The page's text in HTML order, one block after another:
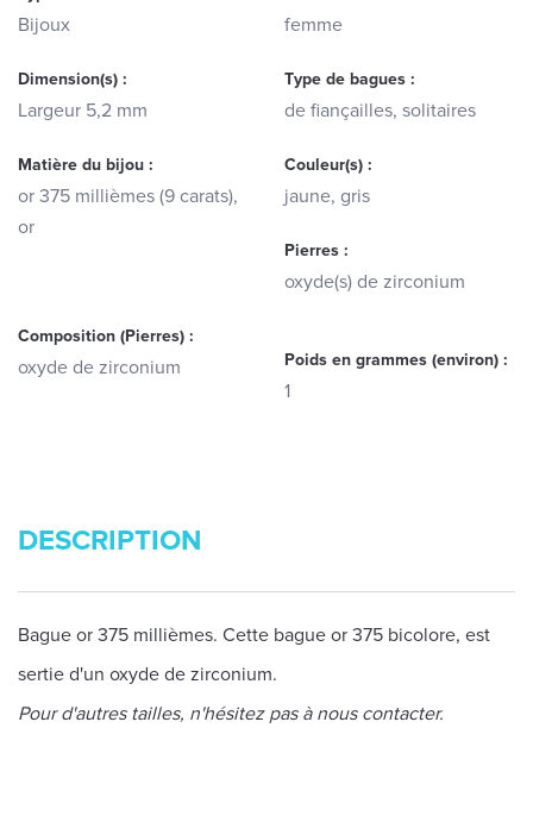
Bijoux femme
Dimension(s) :
Largeur 5,2 mm
Type de bagues :
de fiançailles, solitaires
Matière du bijou :
or 375 millièmes (9 carats),
or
Couleur(s) :
jaune, gris
Pierres :
oxyde(s) de zirconium
Composition (Pierres) :
oxyde de zirconium Poids en grammes (environ) :
1
DESCRIPTION
Bague or 375 millièmes. Cette bague or 375 bicolore, est
sertie d'un oxyde de zirconium.
Pour d'autres tailles, n'hésitez pas à nous contacter.